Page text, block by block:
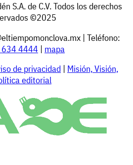
S.A. de C.V. Todos los derechos
©2025
| Teléfono:
4444 | mapa
de privacidad | Misión, Visión,
editorial